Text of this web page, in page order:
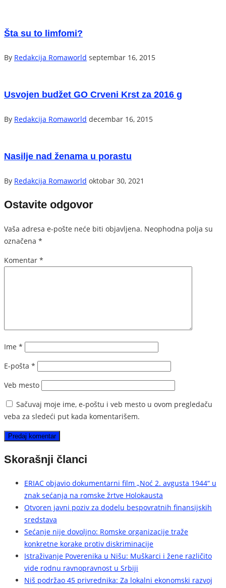
Šta su to limfomi?
By Redakcija Romaworld septembar 16, 2015
Usvojen budžet GO Crveni Krst za 2016 g
By Redakcija Romaworld decembar 16, 2015
Nasilje nad ženama u porastu
By Redakcija Romaworld oktobar 30, 2021
Ostavite odgovor
Vaša adresa e-pošte neće biti objavljena. Neophodna polja su
označena *
Komentar *
Ime *
E-pošta *
Veb mesto
Sačuvaj moje ime, e-poštu i veb mesto u ovom pregledaču
veba za sledeći put kada komentarišem.
Skorašnji članci
ERIAC objavio dokumentarni film „Noć 2. avgusta 1944“ u
znak sećanja na romske žrtve Holokausta
Otvoren javni poziv za dodelu bespovratnih finansijskih
sredstava
Sećanje nije dovoljno: Romske organizacije traže
konkretne korake protiv diskriminacije
Istraživanje Poverenika u Nišu: Muškarci i žene različito
vide rodnu ravnopravnost u Srbiji
Niš podržao 45 privrednika: Za lokalni ekonomski razvoj